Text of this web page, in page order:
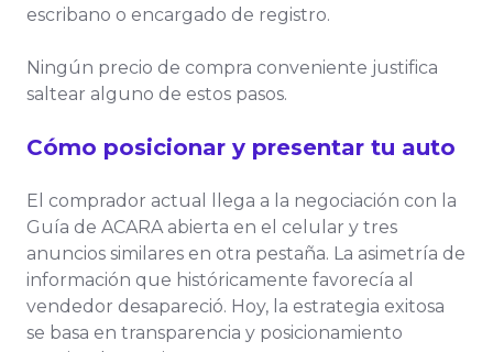
escribano o encargado de registro.
Ningún precio de compra conveniente justifica
saltear alguno de estos pasos.
Cómo posicionar y presentar tu auto
El comprador actual llega a la negociación con la
Guía de ACARA abierta en el celular y tres
anuncios similares en otra pestaña. La asimetría de
información que históricamente favorecía al
vendedor desapareció. Hoy, la estrategia exitosa
se basa en transparencia y posicionamiento